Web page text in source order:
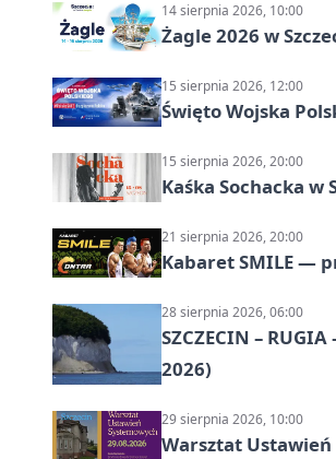
14 sierpnia 2026, 10:00
Żagle 2026 w
15 sierpnia 2026, 12:00
Święto Wojska
15 sierpnia 2026, 20:00
Kaśka Sochacka
21 sierpnia 2026, 20:00
Kabaret SMILE —
28 sierpnia 2026, 06:00
SZCZECIN –
2026)
29 sierpnia 2026, 10:00
Warsztat Ustawień